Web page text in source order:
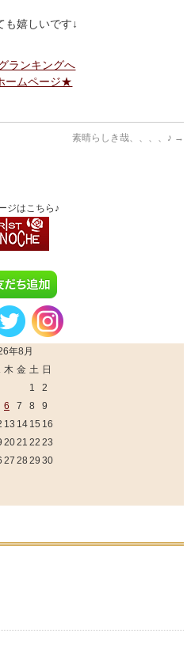
も嬉しいです↓
ランキングへ
ームページ★
素晴らしき哉、、、、♪ →
ジはこちら♪
年8月
木 金 土 日
1
2
6 7 8
9
13 14 15 16
2021 22 23
27 28 29 30